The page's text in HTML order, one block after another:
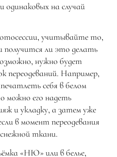
одинаковых на случай
учитывайте то,
получится ли это делать
нужно будет
переодеваний. Например,
себя в белом
можно его надеть
и укладку, а затем уже
в момент переодевания
ткани.
«НЮ» или в белье,